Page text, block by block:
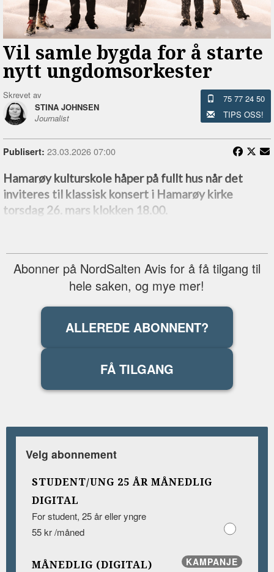
Vil samle bygda for å starte
nytt ungdomsorkester
Skrevet av
STINA JOHNSEN
Journalist
75 77 24 50
TIPS OSS!
Publisert: 23.03.2026 07:00
Hamarøy kulturskole håper på fullt hus når det
inviteres til klassisk konsert i Hamarøy kirke
torsdag 26. mars klokken 18.00.
Abonner på NordSalten Avis for å få tilgang til
hele saken, og mye mer!
ALLEREDE ABONNENT?
FÅ TILGANG
Velg abonnement
STUDENT/UNG 25 ÅR MÅNEDLIG
DIGITAL
For student, 25 år eller yngre
55 kr /måned
KAMPANJE
MÅNEDLIG (DIGITAL)